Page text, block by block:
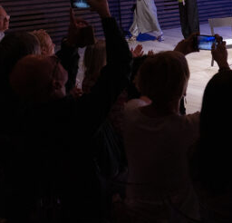
večera vystoupí talentovaní
konzervatoří:
Bořilová
– zpěv
– zpěv
– klavír
Kynclová
– housle